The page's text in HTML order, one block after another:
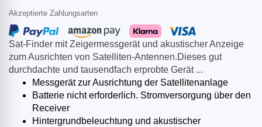
Sat-Finder mit Zeigermessgerät und akustischer Anzeige
zum Ausrichten von Satelliten-Antennen.Dieses gut
durchdachte und tausendfach erprobte Gerät ...
Messgerät zur Ausrichtung der Satellitenanlage
Batterie nicht erforderlich. Stromversorgung über den
Receiver
Hintergrundbeleuchtung und akustischer
Akzeptierte Zahlungsarten